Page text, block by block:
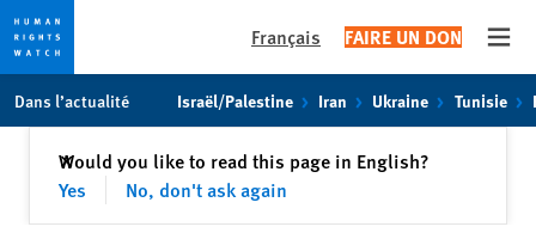
toto
content
Français FAIRE UN DON
Dans l’actualité Israël/Palestine Iran Ukraine Tunisie
Would you like to read this page in English?
Yes
No, don't ask again
✕Fermer